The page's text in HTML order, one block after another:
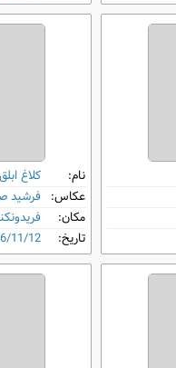
نام:
کلاغ ابلق
عکاس: فرشید
مکان:
تاریخ:
11/12